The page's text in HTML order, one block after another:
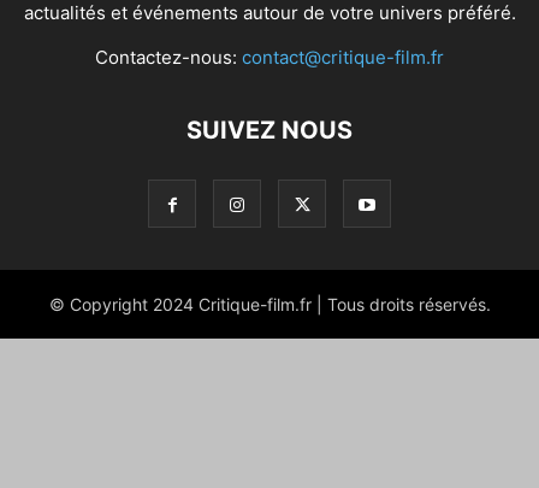
actualités et événements autour de votre univers préféré.
Contactez-nous: contact@critique-film.fr
SUIVEZ NOUS
© Copyright 2024 Critique-film.fr | Tous droits réservés.